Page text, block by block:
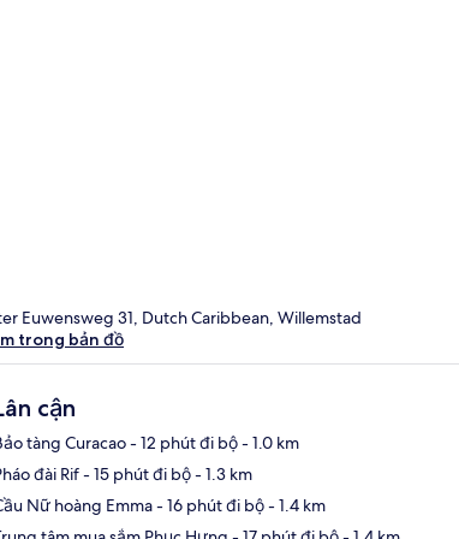
Euwensweg 31, Dutch Caribbean, Willemstad
trong bản đồ
cận
tàng Curacao- 12 phút đi bộ- 1.0 km
đài Rif- 15 phút đi bộ- 1.3 km
Nữ hoàng Emma- 16 phút đi bộ- 1.4 km